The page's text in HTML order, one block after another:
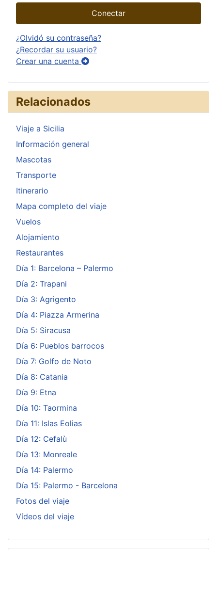
Conectar
¿Olvidó su contraseña?
¿Recordar su usuario?
Crear una cuenta
Relacionados
Viaje a Sicilia
Información general
Mascotas
Transporte
Itinerario
Mapa completo del viaje
Vuelos
Alojamiento
Restaurantes
Día 1: Barcelona – Palermo
Día 2: Trapani
Día 3: Agrigento
Día 4: Piazza Armerina
Día 5: Siracusa
Día 6: Pueblos barrocos
Día 7: Golfo de Noto
Día 8: Catania
Día 9: Etna
Día 10: Taormina
Día 11: Islas Eolias
Día 12: Cefalù
Día 13: Monreale
Día 14: Palermo
Día 15: Palermo - Barcelona
Fotos del viaje
Vídeos del viaje